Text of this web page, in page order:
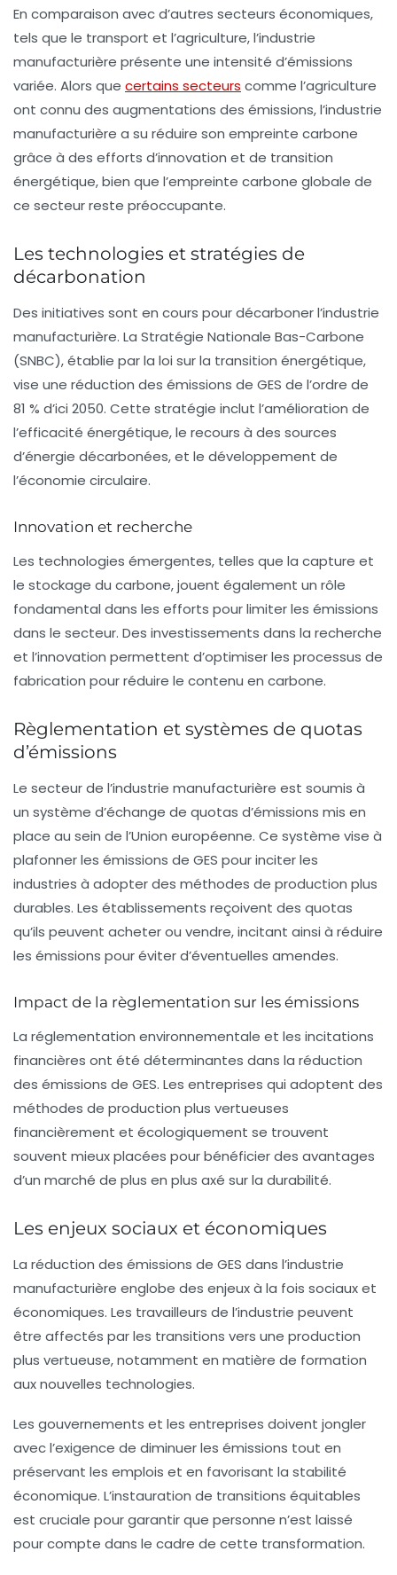
En comparaison avec d’autres secteurs économiques,
tels que le transport et l’agriculture, l’industrie
manufacturière présente une intensité d’émissions
variée. Alors que certains secteurs comme l’agriculture
ont connu des augmentations des émissions, l’industrie
manufacturière a su réduire son empreinte carbone
grâce à des efforts d’innovation et de transition
énergétique, bien que l’empreinte carbone globale de
ce secteur reste préoccupante.
Les technologies et stratégies de
décarbonation
Des initiatives sont en cours pourdécarbonerl’industrie
manufacturière. La Stratégie Nationale Bas-Carbone
(SNBC), établie par la loi sur la transition énergétique,
vise une réduction des émissions de GES de l’ordre de
81 % d’ici 2050. Cette stratégie inclut l’amélioration de
l’efficacité énergétique, le recours à des sources
d’énergie décarbonées, et le développement de
l’économie circulaire.
Innovation et recherche
Les technologies émergentes, telles que la capture et
le stockage du carbone, jouent également un rôle
fondamental dans les efforts pour limiter les émissions
dans le secteur. Des investissements dans la recherche
et l’innovation permettent d’optimiser les processus de
fabrication pour réduire le contenu en carbone.
Règlementation et systèmes de quotas
d’émissions
Le secteur de l’industrie manufacturière est soumis à
un système d’échange de quotas d’émissions mis en
place au sein de l’Union européenne. Ce système vise à
plafonner les émissions de GES pour inciter les
industries à adopter des méthodes de production plus
durables. Les établissements reçoivent des quotas
qu’ils peuvent acheter ou vendre, incitant ainsi à réduire
les émissions pour éviter d’éventuelles amendes.
Impact de la règlementation sur les émissions
La réglementation environnementale et les incitations
financières ont été déterminantes dans la réduction
des émissions de GES. Les entreprises qui adoptent des
méthodes de production plus vertueuses
financièrement et écologiquement se trouvent
souvent mieux placées pour bénéficier des avantages
d’un marché de plus en plus axé sur la durabilité.
Les enjeux sociaux et économiques
La réduction des émissions de GES dans l’industrie
manufacturière englobe des enjeux à la fois sociauxet
économiques. Les travailleurs de l’industrie peuvent
être affectés par les transitions vers une production
plus vertueuse, notamment en matière de formation
aux nouvelles technologies.
Les gouvernements et les entreprises doivent jongler
avec l’exigence de diminuer les émissions tout en
préservant les emplois et en favorisant la stabilité
économique. L’instauration de transitions équitables
est cruciale pour garantir que personne n’est laissé
pour compte dans le cadre de cette transformation.